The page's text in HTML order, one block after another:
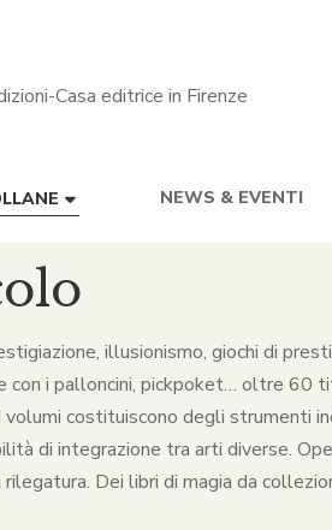
NEWS & EVENTI
illusionismo, giochi di
con i palloncini, pickpoket… oltre
costituiscono degli strumenti
di integrazione tra arti diverse.
Dei libri di magia da